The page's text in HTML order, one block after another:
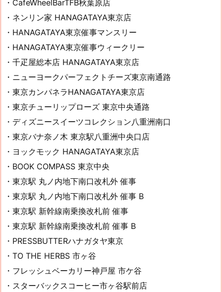
・CafeWheelBarTFB秋葉原店
・ネンリン家 HANAGATAYA東京店
・HANAGATAYA東京催事マンスリー
・HANAGATAYA東京催事ウィークリー
・千疋屋総本店 HANAGATAYA東京店
・ニューヨークパーフェクトチーズ東京南通路
・東京カンパネラHANAGATAYA東京店
・東京チューリップローズ 東京中央通路
・ディズニースイーツコレクション八重洲南口
・東京バナ奈ノ木 東京駅八重洲中央口店
・ヨックモック HANAGATAYA東京店
・BOOK COMPASS 東京中央
・東京駅 丸ノ内地下南口改札外 催事
・東京駅 丸ノ内地下南口改札外 催事 B
・東京駅 新幹線南乗換改札前 催事
・東京駅 新幹線南乗換改札前 催事 B
・PRESSBUTTERハナガタヤ東京
・TO THE HERBS 市ヶ谷
・フレッシュベーカリー神戸屋 市ケ谷
・スターバックスコーヒー市ヶ谷駅前店